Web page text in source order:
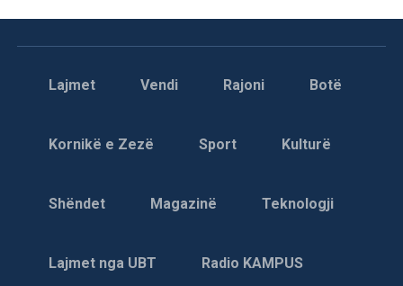
Lajmet Vendi Rajoni Botë
Kornikë e Zezë Sport Kulturë
Shëndet Magazinë Teknologji
Lajmet nga UBT Radio KAMPUS